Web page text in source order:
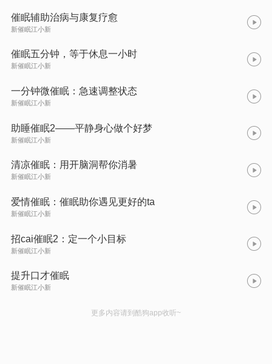
催眠辅助治病与康复疗愈
新催眠江小新
催眠五分钟，等于休息一小时
新催眠江小新
一分钟微催眠：急速调整状态
新催眠江小新
助睡催眠2——平静身心做个好梦
新催眠江小新
清凉催眠：用开脑洞帮你消暑
新催眠江小新
爱情催眠：催眠助你遇见更好的ta
新催眠江小新
招cai催眠2：定一个小目标
新催眠江小新
提升口才催眠
新催眠江小新
更多内容请到酷狗app收听~